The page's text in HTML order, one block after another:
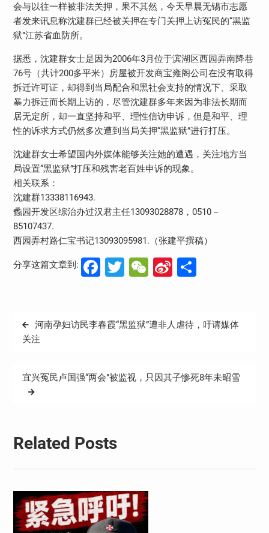
会与以往一样被非法关押，果不其然，今天早晨无锡市志愿
者发来讯息称沈建群已经被关押在专门关押上访冤民的“黑监
狱”江苏省血防所。
据悉，沈建群女士是因为2006年3月位于滨湖区西园弄南降巷
76号（共计200多平米）房屋被开发商宝雍阁公司在没有取得
拆迁许可证，却得到当局配合和黑社会支持的情况下、采取
暴力拆迁而长期上访的，尽管沈建群多年来因为非法长期而
居无定所，却一直坚持和平、理性信访申诉，但是和平、理
性的诉求方式仍然多次遭到当局关押“黑监狱”进行打压。
沈建群女士希望国内外媒体能够关注她的遭遇，关注地方当
局设置“黑监狱”打压和残害老百姓申诉的现象。
相关联系：
沈建群13338116943.
蠡园开发区综治办过汉君主任13093028878，0510－
85107437.
西园弄村路仁宝书记13093095981.（张建平撰稿）
分享这篇文章到: Facebook
Twitter
WeChat
Sina分
文
章
航
河南孕妇访民李春霞“黑监狱”遭非人虐待，吁请媒体
关注
宜兴冤民卢国强“两会”被监视，只因其子惨死8年未昭雪
Related Posts